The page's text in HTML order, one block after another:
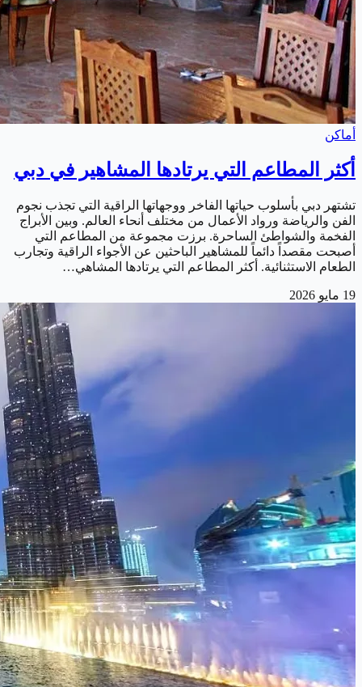
أماكن
أكثر المطاعم التي يرتادها المشاهير في دبي
تشتهر دبي بأسلوب حياتها الفاخر ووجهاتها الراقية التي تجذب نجوم
الفن والرياضة ورواد الأعمال من مختلف أنحاء العالم. وبين الأبراج
الفخمة والشواطئ الساحرة. برزت مجموعة من المطاعم التي
أصبحت مقصداً دائماً للمشاهير الباحثين عن الأجواء الراقية وتجارب
الطعام الاستثنائية. أكثر المطاعم التي يرتادها المشاهي…
19 مايو 2026